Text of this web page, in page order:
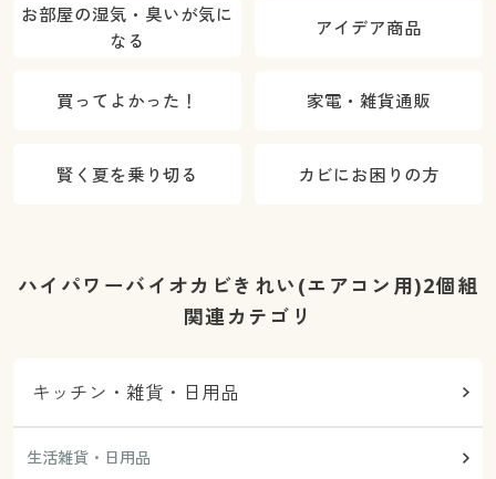
お部屋の湿気・臭いが気に
なる
アイデア商品
買ってよかった！ 家電・雑貨通販
賢く夏を乗り切る カビにお困りの方
ハイパワーバイオカビきれい(エアコン用)2個組
関連カテゴリ
キッチン・雑貨・日用品
生活雑貨・日用品